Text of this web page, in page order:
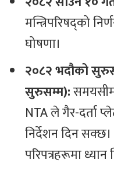
मन्त्रिपरिषद्को
घोषणा।
२०८२ भदौको
सुरुसम्म):
NTA ले गैर-दर्ता
निर्देशन दिन
परिपत्रहरूमा ध्यान